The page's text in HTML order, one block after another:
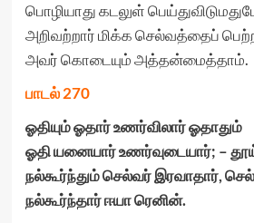
பொழியாது கடலுள்
அறிவற்றார் மிக்க செல்வத்தைப்
அவர் கொடையும் அத்தன்மைத்தாம்.
பாடல் 270
ஓதியும் ஓதார் உணர்விலார் ஓதாதும்
ஓதி யனையார் உணர்வுடையார்; –
நல்கூர்ந்தும் செல்வர் இரவாதார்,
நல்கூர்ந்தார் ஈயா ரெனின்.